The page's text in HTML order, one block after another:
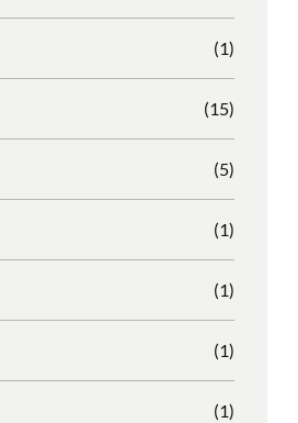
(1)
(15)
(5)
(1)
(1)
(1)
(1)